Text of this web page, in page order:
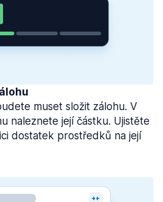
muset složit zálohu. V
naleznete její částku. Ujistěte
dostatek prostředků na její